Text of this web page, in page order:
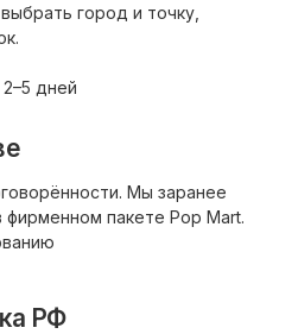
город и точку,
дней
Мы заранее
пакете Pop Mart.
РФ